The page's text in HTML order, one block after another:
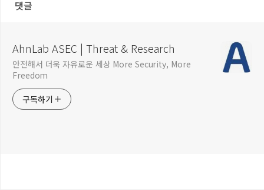
댓글
AhnLab ASEC | Threat & Research
안전해서 더욱 자유로운 세상 More Security, More
Freedom
구독하기